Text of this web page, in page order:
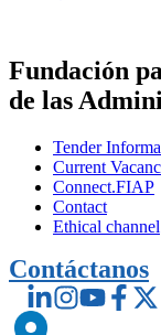
Fundación
de las
Tender
Current
Connect.FIAP
Contact
Ethical channel
Contáctanos